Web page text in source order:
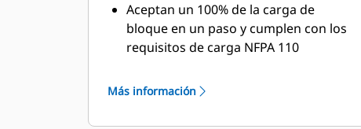
Aceptan un 100% de la carga de
bloque en un paso y cumplen con los
requisitos de carga NFPA 110
norma ISO 8528-3 de estado
Más información